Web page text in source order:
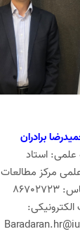
برادران
علمی: استاد
مرکز مطالعات